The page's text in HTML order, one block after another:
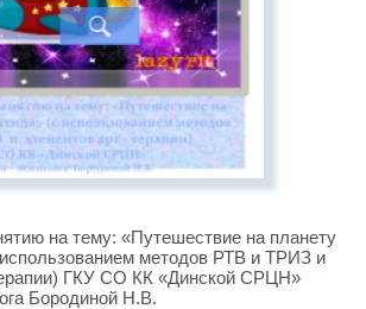
на тему: «Путешествие на планету
методов РТВ и ТРИЗ и
ГКУ СО КК «Динской СРЦН»
Бородиной Н.В.